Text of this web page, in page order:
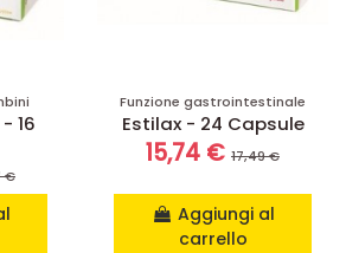
16
€
Funzione gastrointestinale
Estilax - 24 Capsule
15,74 € 17,49 €
Aggiungi al
carrello